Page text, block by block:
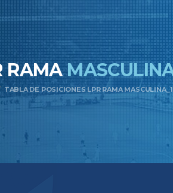
RAMA
TABLA DE POSICIONES LPR RAMA